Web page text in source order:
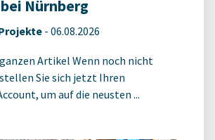
Nürnberg
- 06.08.2026
Artikel Wenn noch nicht
Sie sich jetzt Ihren
um auf die neusten ...